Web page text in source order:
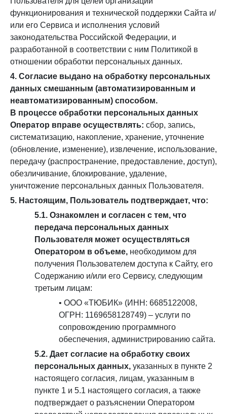
функционирования и технической поддержки Сайта и/
или его Сервиса и исполнения условий
законодательства Российской Федерации, и
разработанной в соответствии с ним Политикой в
отношении обработки персональных данных.
4. Согласие выдано на обработку персональных
данных смешанным (автоматизированным и
неавтоматизированным) способом.
В процессе обработки персональных данных
Оператор вправе осуществлять: сбор, запись,
систематизацию, накопление, хранение, уточнение
(обновление, изменение), извлечение, использование,
передачу (распространение, предоставление, доступ),
обезличивание, блокирование, удаление,
уничтожение персональных данных Пользователя.
5. Настоящим, Пользователь подтверждает, что:
5.1. Ознакомлен и согласен с тем, что
передача персональных данных
Пользователя может осуществляться
Оператором в объеме, необходимом для
получения Пользователем доступа к Сайту, его
Содержанию и/или его Сервису, следующим
третьим лицам:
• ООО «ТЮБИК» (ИНН: 6685122008,
ОГРН: 1169658128749) – услуги по
сопровождению программного
обеспечения, администрированию сайта.
5.2. Дает согласие на обработку своих
персональных данных, указанных в пункте 2
настоящего согласия, лицам, указанным в
пункте 1 и 5.1 настоящего согласия, а также
подтверждает о разъяснении Оператором